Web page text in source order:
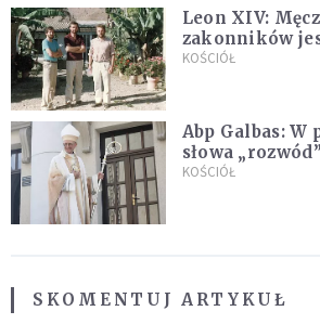
Leon XIV:
zakonników
do jedności i
KOŚCIÓŁ
Abp Galbas: W
słowa
„cię nie
KOŚCIÓŁ
SKOMENTUJ ARTYKUŁ